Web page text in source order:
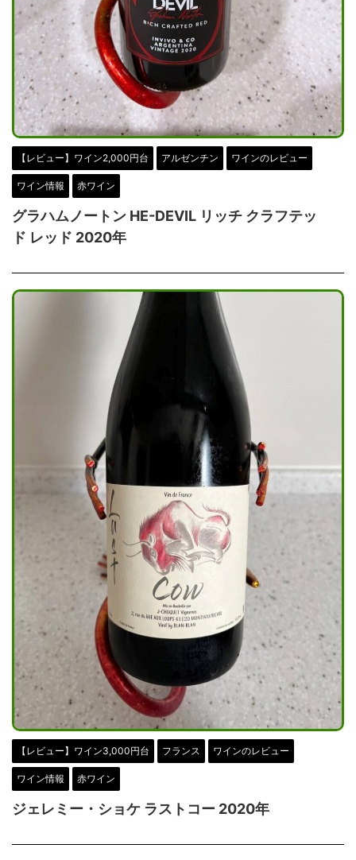
【レビュー】ワイン2,000円台 アルゼンチン ワインのレビュー
ワイン情報 赤ワイン
グラハムノートン HE-DEVIL リッチ クラフテッ
ド レッド 2020年
【レビュー】ワイン3,000円台 フランス ワインのレビュー
ワイン情報 赤ワイン
ジェレミー・ショケ ラストコー 2020年